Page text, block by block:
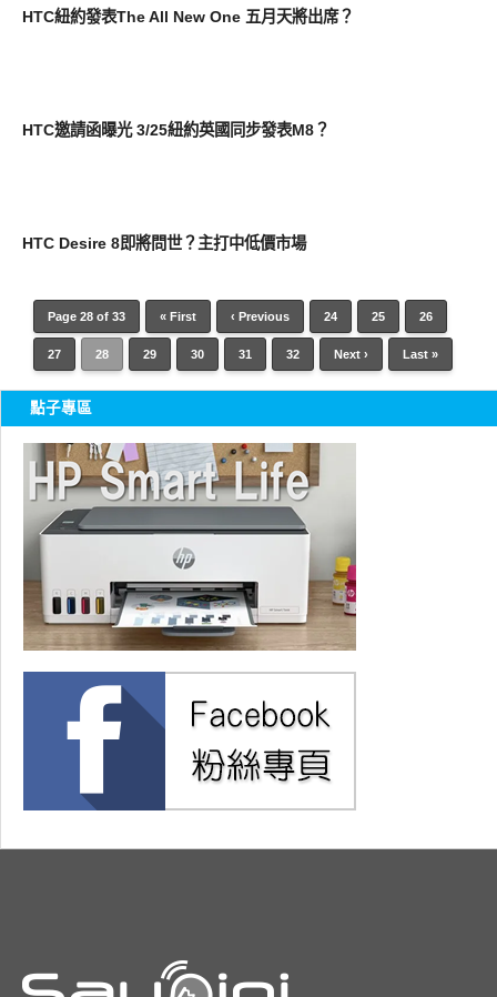
HTC紐約發表The All New One 五月天將出席？
HTC邀請函曝光 3/25紐約英國同步發表M8？
HTC Desire 8即將問世？主打中低價市場
Page 28 of 33 « First ‹ Previous 24 25 26
27 28 29 30 31 32 Next › Last »
點子專區